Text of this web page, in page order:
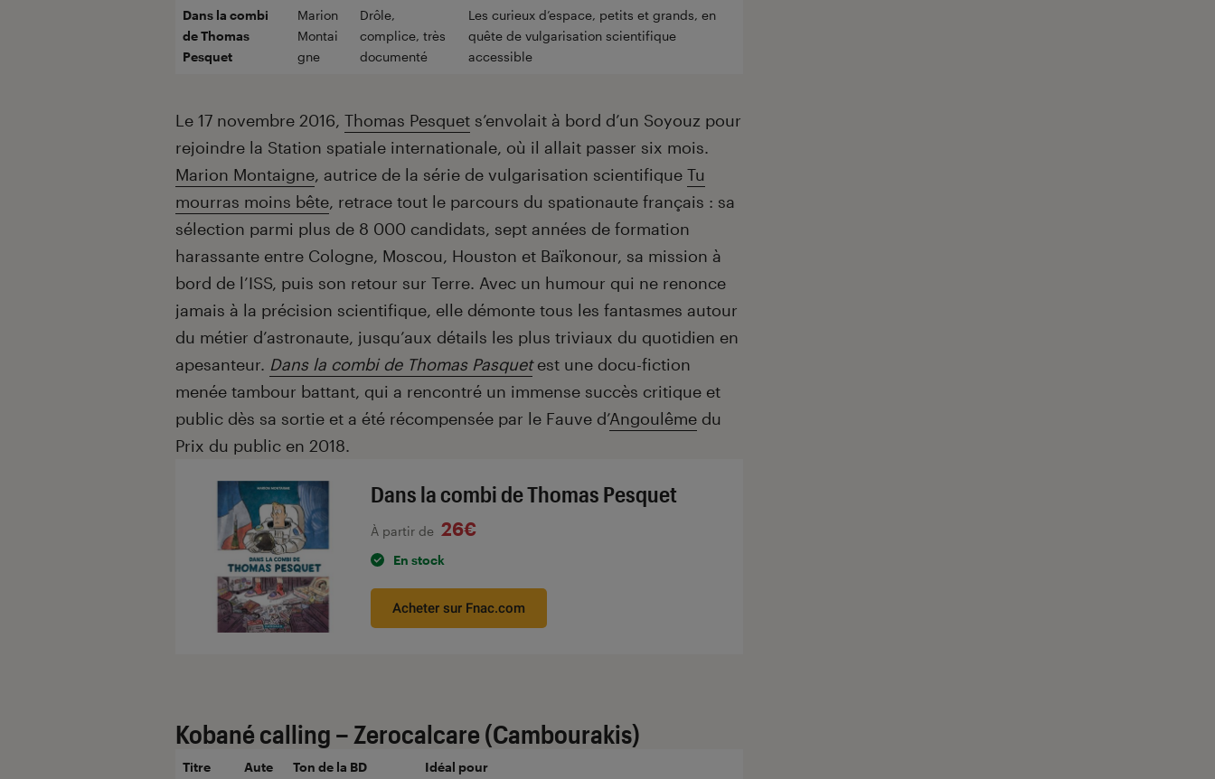
Dans la combi
de Thomas
Pesquet
Marion
Montai
gne
Drôle,
complice, très
documenté
Les curieux d’espace, petits et grands, en
quête de vulgarisation scientifique
accessible
Le 17 novembre 2016, Thomas Pesquet s’envolait à bord d’un Soyouz pour
rejoindre la Station spatiale internationale, où il allait passer six mois.
Marion Montaigne, autrice de la série de vulgarisation scientifique Tu
mourras moins bête, retrace tout le parcours du spationaute français : sa
sélection parmi plus de 8 000 candidats, sept années de formation
harassante entre Cologne, Moscou, Houston et Baïkonour, sa mission à
bord de l’ISS, puis son retour sur Terre. Avec un humour qui ne renonce
jamais à la précision scientifique, elle démonte tous les fantasmes autour
du métier d’astronaute, jusqu’aux détails les plus triviaux du quotidien en
apesanteur. Dans la combi de Thomas Pasquetest une docu-fiction
menée tambour battant, qui a rencontré un immense succès critique et
public dès sa sortie et a été récompensée par le Fauve d’Angoulême du
Prix du public en 2018.
Dans la combi de Thomas Pesquet
À partir de 26€
En stock
Acheter sur Fnac.com
Kobané calling – Zerocalcare (Cambourakis)
Titre
Aute
Ton de la BD Idéal pour